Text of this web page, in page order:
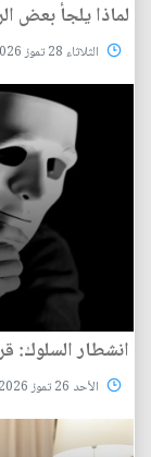
لماذا يلجأ بعض
الثلاثاء 28 تموز 2026
انشطار السلوك:
الأحد 26 تموز 2026